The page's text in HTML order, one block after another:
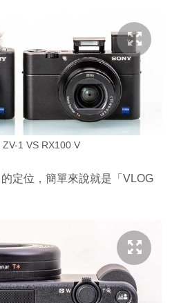
1 VS RX100 V
定位，簡單來說就是「VLOG